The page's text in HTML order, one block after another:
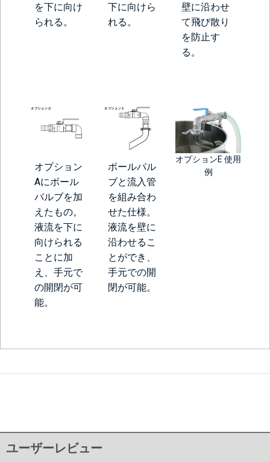
を下に向け
られる。
下に向けら
れる。
壁に沿わせ
て飛び散り
を防止す
る。
オプション
Aにボール
バルブを加
えたもの。
液流を下に
向けられる
ことに加
え、手元で
の開閉が可
能。
ボールバル
ブと流入管
を組み合わ
せた仕様。
液流を壁に
沿わせるこ
とができ、
手元での開
閉が可能。
オプションE 使用
例
ユーザーレビュー